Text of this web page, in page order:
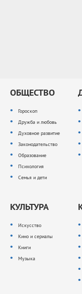
ОБЩЕСТВО
Гороскоп
Дружба и любовь
Духовное развитие
Законодательство
Образование
Психология
Семья и дети
КУЛЬТУРА
Искусство
Кино и сериалы
Книги
Музыка